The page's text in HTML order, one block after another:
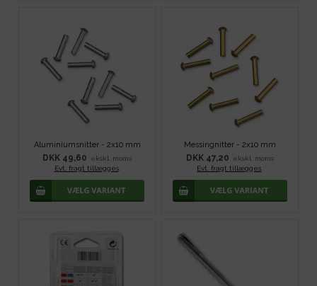
Aluminiumsnitter - 2x10 mm
DKK 49,60
ekskl. moms
Evt. fragt tillægges.
Messingnitter - 2x10 mm
DKK 47,20
ekskl. moms
Evt. fragt tillægges